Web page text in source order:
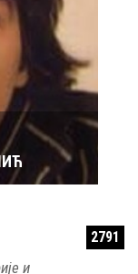
2791
и